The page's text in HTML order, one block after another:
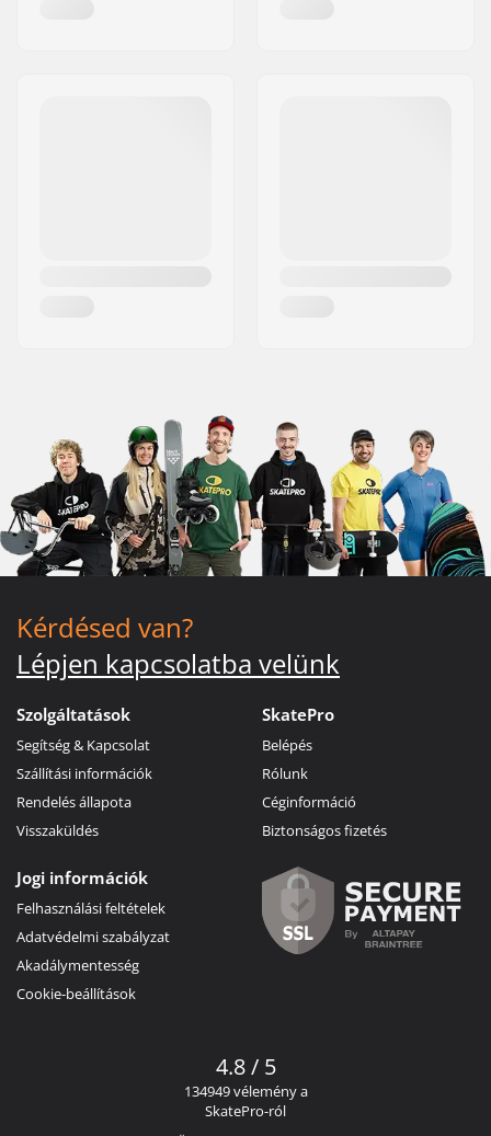
Kérdésed van?
Lépjen kapcsolatba velünk
Szolgáltatások
Segítség & Kapcsolat
Szállítási információk
Rendelés állapota
Visszaküldés
SkatePro
Belépés
Rólunk
Céginformáció
Biztonságos fizetés
Jogi információk
Felhasználási feltételek
Adatvédelmi szabályzat
Akadálymentesség
Cookie-beállítások
4.8 / 5
134949 vélemény a
SkatePro-ról